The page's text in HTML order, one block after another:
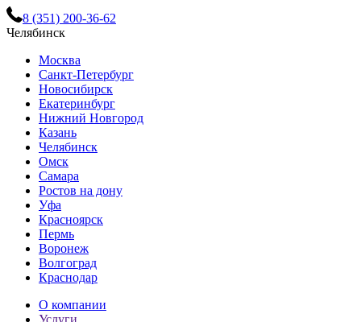
8 (351) 200-36-62
Челябинск
Москва
Санкт-Петербург
Новосибирск
Екатеринбург
Нижний Новгород
Казань
Челябинск
Омск
Самара
Ростов на дону
Уфа
Красноярск
Пермь
Воронеж
Волгоград
Краснодар
О компании
Услуги